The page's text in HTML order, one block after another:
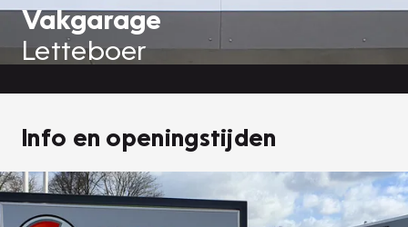
Vakgarage
Letteboer
Info en openingstijden